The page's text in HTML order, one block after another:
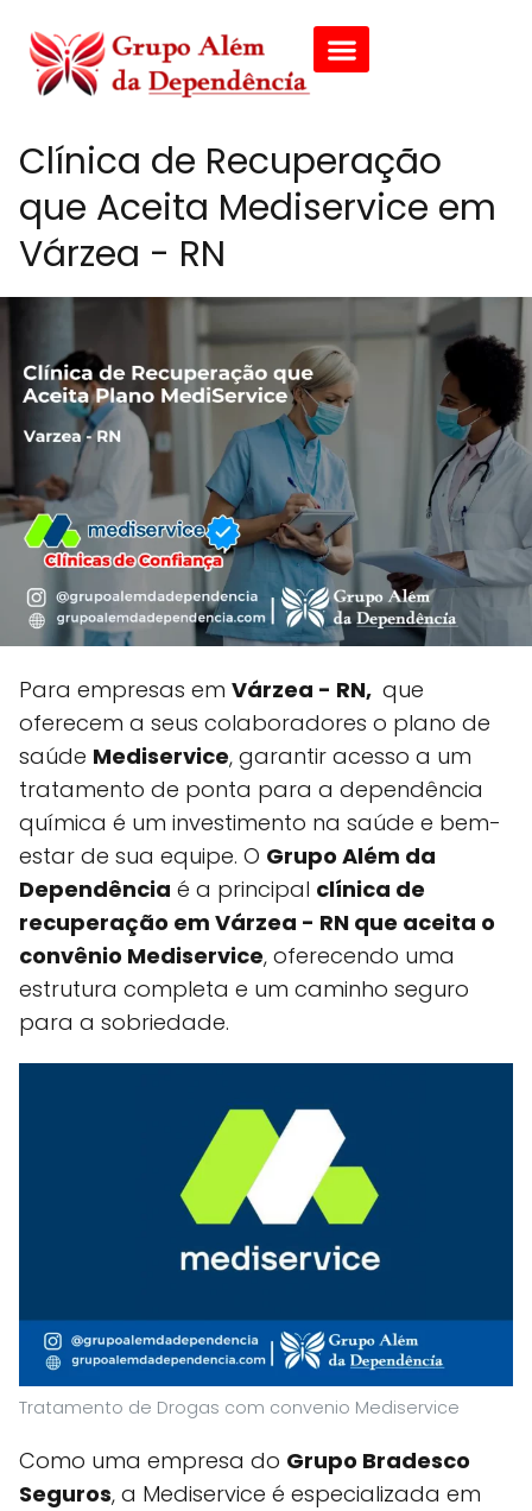
Clínica de Recuperação
que Aceita Mediservice em
Várzea - RN
Para empresas em Várzea - RN, que
oferecem a seus colaboradores o plano de
saúde Mediservice, garantir acesso a um
tratamento de ponta para a dependência
química é um investimento na saúde e bem-
estar de sua equipe. O Grupo Além da
Dependência é a principal clínica de
recuperação em Várzea - RN que aceita o
convênio Mediservice, oferecendo uma
estrutura completa e um caminho seguro
para a sobriedade.
Tratamento de Drogas com convenio Mediservice
Como uma empresa do Grupo Bradesco
Seguros, a Mediservice é especializada em